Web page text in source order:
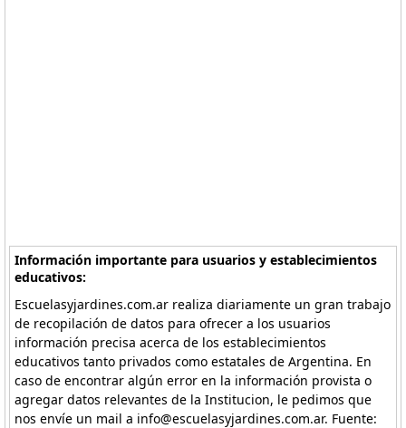
Información importante para usuarios y establecimientos
educativos:
Escuelasyjardines.com.ar realiza diariamente un gran trabajo
de recopilación de datos para ofrecer a los usuarios
información precisa acerca de los establecimientos
educativos tanto privados como estatales de Argentina. En
caso de encontrar algún error en la información provista o
agregar datos relevantes de la Institucion, le pedimos que
nos envíe un mail a info@escuelasyjardines.com.ar. Fuente: